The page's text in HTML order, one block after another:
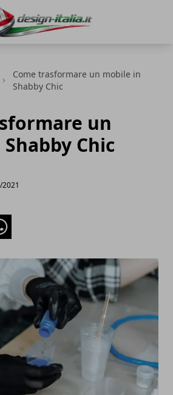
Come trasformare un mobile in
Shabby Chic
un
Chic